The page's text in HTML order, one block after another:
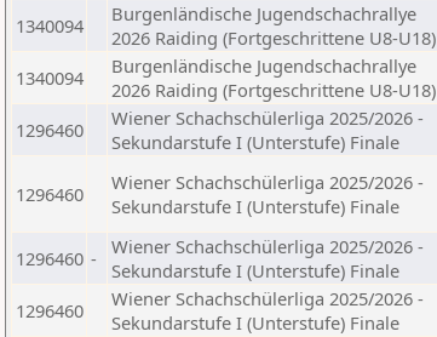
1340094
Burgenländische Jugendschachrallye
2026 Raiding (Fortgeschrittene U8-U18)
1340094
Burgenländische Jugendschachrallye
2026 Raiding (Fortgeschrittene U8-U18)
1296460
Wiener Schachschülerliga 2025/2026 -
Sekundarstufe I (Unterstufe) Finale
1296460
Wiener Schachschülerliga 2025/2026 -
Sekundarstufe I (Unterstufe) Finale
1296460 -
Wiener Schachschülerliga 2025/2026 -
Sekundarstufe I (Unterstufe) Finale
1296460
Wiener Schachschülerliga 2025/2026 -
Sekundarstufe I (Unterstufe) Finale